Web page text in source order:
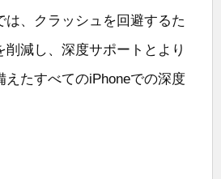
は、クラッシュを回避するた
減し、深度サポートとより
えたすべてのiPhoneでの深度